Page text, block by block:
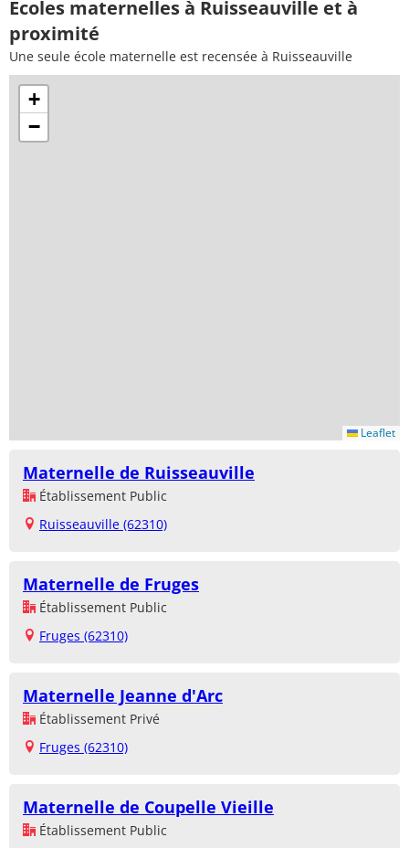
Ecoles maternelles à Ruisseauville et à
proximité
Une seule école maternelle est recensée à Ruisseauville
+
−
Leaflet
Maternelle de Ruisseauville
Établissement Public
Ruisseauville (62310)
Maternelle de Fruges
Établissement Public
Fruges (62310)
Maternelle Jeanne d'Arc
Établissement Privé
Fruges (62310)
Maternelle de Coupelle Vieille
Établissement Public